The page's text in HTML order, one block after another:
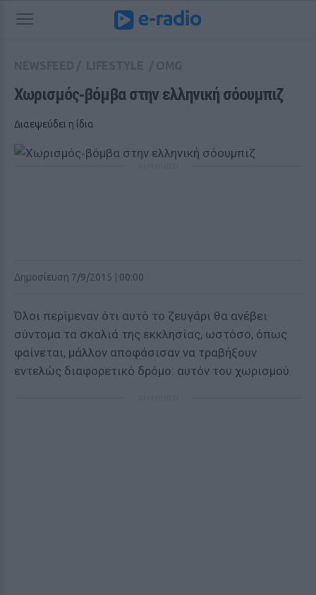
Χωρισμός‑βόμβα στην ελληνική σόουμπιζ
Διαεψεύδει η ίδια
Δημοσίευση 7/9/2015 | 00:00
Όλοι περίμεναν ότι αυτό το ζευγάρι θα ανέβει
σύντομα τα σκαλιά της εκκλησίας, ωστόσο, όπως
φαίνεται, μάλλον αποφάσισαν να τραβήξουν
εντελώς διαφορετικό δρόμο: αυτόν του χωρισμού.